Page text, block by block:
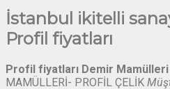
İstanbul ikitelli
Profil fiyatları
Profil fiyatları Demir Mamülleri
MAMÜLLERİ- PROFİL ÇELİK